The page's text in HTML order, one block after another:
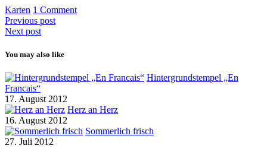
Karten 1 Comment
Previous post
Next post
You may also like
Hintergrundstempel „En
Francais“
17. August 2012
Herz an Herz
16. August 2012
Sommerlich frisch
27. Juli 2012